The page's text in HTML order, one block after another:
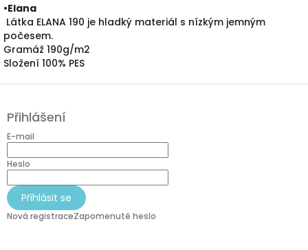
•Elana
Látka ELANA 190 je hladký materiál s nízkým jemným
počesem.
Gramáž 190g/m2
Složení 100% PES
Z
p
a
Přihlášení
E-mail
Heslo
Přihlásit se
Nová registraceZapomenuté heslo